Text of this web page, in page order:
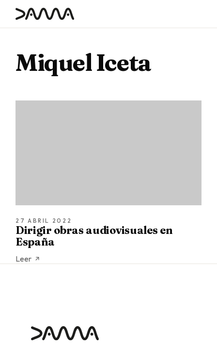
contenido
Miquel Iceta
27 ABRIL 2022
Dirigir obras audiovisuales en
España
Leer